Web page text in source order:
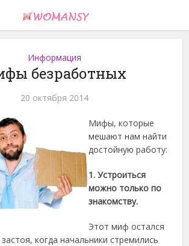
Информация
безработных
20 октября 2014
Мифы, которые
мешают нам найти
достойную работу:
1. Устроиться
можно только по
знакомству.
Этот миф остался
когда начальники стремились